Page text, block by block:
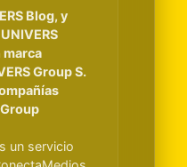
Blog, y
marca
Group S.
un servicio